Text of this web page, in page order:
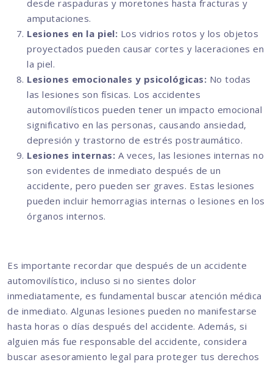
desde raspaduras y moretones hasta fracturas y
amputaciones.
Lesiones en la piel: Los vidrios rotos y los objetos
proyectados pueden causar cortes y laceraciones en
la piel.
Lesiones emocionales y psicológicas: No todas
las lesiones son físicas. Los accidentes
automovilísticos pueden tener un impacto emocional
significativo en las personas, causando ansiedad,
depresión y trastorno de estrés postraumático.
Lesiones internas: A veces, las lesiones internas no
son evidentes de inmediato después de un
accidente, pero pueden ser graves. Estas lesiones
pueden incluir hemorragias internas o lesiones en los
órganos internos.
Es importante recordar que después de un accidente
automovilístico, incluso si no sientes dolor
inmediatamente, es fundamental buscar atención médica
de inmediato. Algunas lesiones pueden no manifestarse
hasta horas o días después del accidente. Además, si
alguien más fue responsable del accidente, considera
buscar asesoramiento legal para proteger tus derechos